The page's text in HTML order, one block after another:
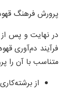
پرورش فرهنگ
در نهایت و پس از
فرآیند دم‌آوری
متناسب با آن را
از